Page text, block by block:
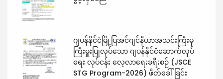
ဂျပန်နိုင်ငံမြို့ပြအင်ဂျင်နီယာအသင်းကြီးမှ
ကြီးမှူးပြုလုပ်သော ဂျပန်နိုင်ငံဆောက်လုပ်
ရေး လုပ်ငန်း လေ့လာရေးခရီးစဉ် (JSCE
STG Program-2026) ဖိတ်ခေါ်ခြင်း